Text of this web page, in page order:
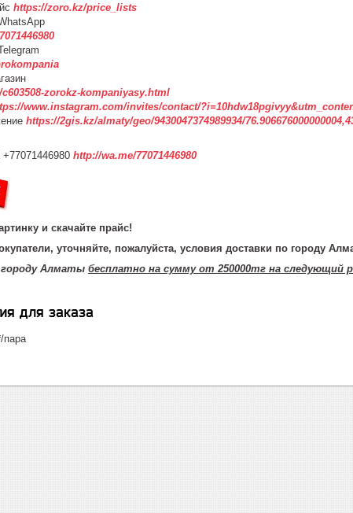
https://zoro.kz/price_lists
zorokz-kompaniyasy.html
www.instagram.com/invites/contact/
https://2gis.kz/almaty/geo/9430047374989934/
http://wa.me/77071446980
и скачайте прайс!
уточняйте, пожалуйста, условия доставки по городу
Алматы бесплатно на сумму от 250000тг на следующий
для заказа
пара